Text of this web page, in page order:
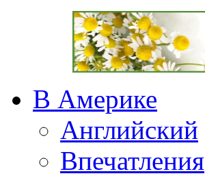
В Америке
Английский
Впечатления